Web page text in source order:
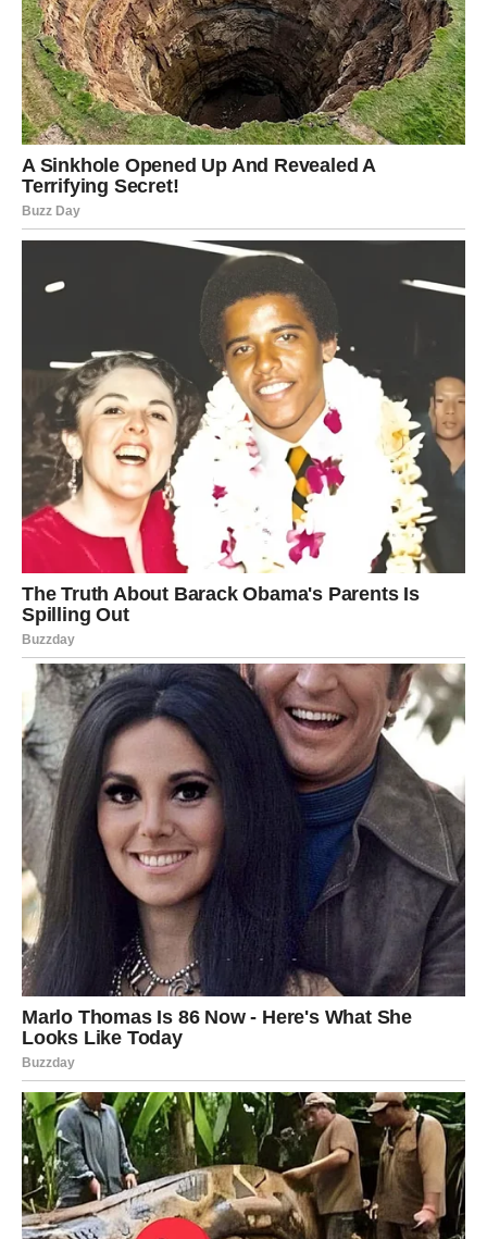
neočekivane vesti,
promene statusa,
šanse koja deluje kao čudo,
ili osobe koja ulazi u njegov život sa energijom koju
Lav odavno nije osetio.
Lav će biti zatečen – ali pozitivno.
Ovo nije lom, već obrt koji ga podiže na viši nivo života.
Ljubavni preokret
Lav ulazi u fazu strasti, susreta i emotivnog buđenja.
Mnogi Lavovi će shvatiti da ljubav dolazi onda kada je
najmanje očekuju – možda kroz poruku, poziv,
neočekivan susret na ulici, čak i povratak osobe za koju
su mislili da je prošlost.
Za zauzete Lavove: partner može da uradi nešto što Lav
dugo želi – priznanje, predlog, kompromis, žrtvu ili
iskrenu emocionalnu gestu.
Preokret u poslu
Lav će dobiti:
– ponudu koju nije tražio,
– priliku koju nije video,
– pomoć od osobe od koje to nije očekivao.
Sve što je do sada bilo komplikovano – sada se rešava
jednim jedinim potezom.
Poruka Univerzuma Lavu
Sada ti stiže nešto što te iznenađuje, ali u isto vreme
oslobađa.
Ne plaši se vrtloga – on te nosi na bolje mesto.